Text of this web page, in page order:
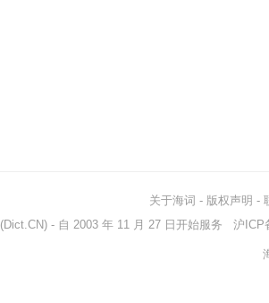
关于海词 - 版权声明 -
(Dict.CN) - 自 2003 年 11 月 27 日开始服务 沪ICP